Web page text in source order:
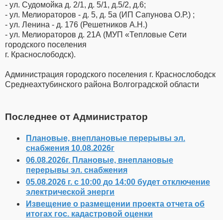
- ул. Судомойка д. 2/1, д. 5/1, д.5/2, д.6;
- ул. Мелиораторов - д. 5, д. 5а (ИП Сапунова О.Р.) ;
- ул. Ленина - д. 176 (Решетников А.Н.)
- ул. Мелиораторов д. 21А (МУП «Тепловые Сети
городского поселения
г. Краснослободск).
Администрация городского поселения г. Краснослободск
Среднеахтубинского района Волгоградской области
Последнее от Администратор
Плановые, внеплановые перерывы эл.
снабжения 10.08.2026г
06.08.2026г. Плановые, внеплановые
перерывы эл. снабжения
05.08.2026 г. с 10:00 до 14:00 будет отключение
электрической энерги
Извещение о размещении проекта отчета об
итогах гос. кадастровой оценки